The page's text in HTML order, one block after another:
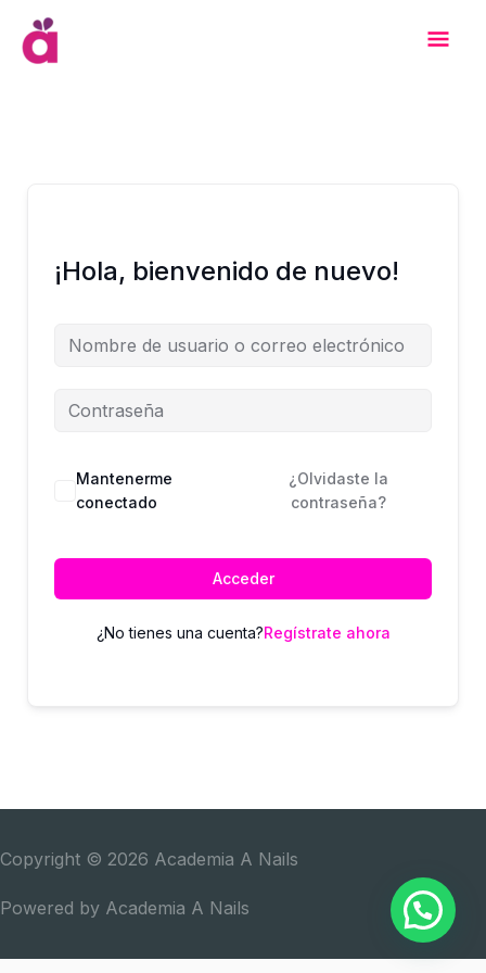
contenido
¡Hola, bienvenido de nuevo!
Mantenerme
conectado
¿Olvidaste la
contraseña?
Acceder
¿No tienes una cuenta?Regístrate ahora
Copyright © 2026 Academia A Nails
Powered by Academia A Nails